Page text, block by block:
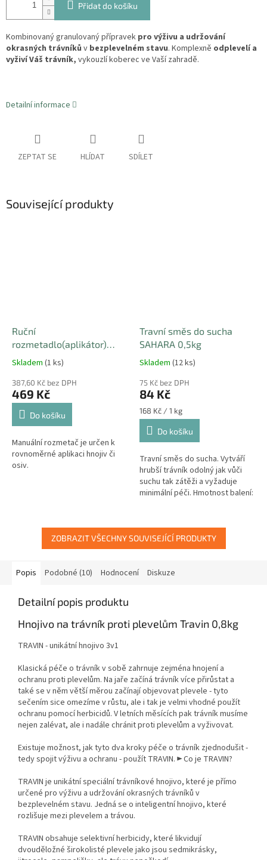
Přidat do košíku
Kombinovaný granulovaný přípravek pro výživu a udržování
okrasných trávníků v bezplevelném stavu. Komplexně odplevelí a
vyživí Váš trávník, vykouzlí koberec ve Vaší zahradě.
Detailní informace
ZEPTAT SE HLÍDAT SDÍLET
Související produkty
Ruční
rozmetadlo(aplikátor)
hnojiv a travního osení 2,7l
Skladem (1 ks)
387,60 Kč bez DPH
469 Kč
Do košíku
Manuální rozmetač je určen k
rovnoměrné aplikaci hnojiv či
osiv.
Travní směs do sucha
SAHARA 0,5kg
Skladem (12 ks)
75 Kč bez DPH
84 Kč
Měrná
cena:
168 Kč / 1 kg
Do košíku
Travní směs do sucha. Vytváří
hrubší trávník odolný jak vůči
suchu tak zátěži a vyžaduje
minimální péči. Hmotnost balení:
ZOBRAZIT VŠECHNY SOUVISEJÍCÍ PRODUKTY
Popis Podobné (10) Hodnocení Diskuze
Detailní popis produktu
Hnojivo na trávník proti plevelům Travin 0,8kg
TRAVIN - unikátní hnojivo 3v1
Klasická péče o trávník v sobě zahrnuje zejména hnojení a
ochranu proti plevelům. Na jaře začíná trávník více přirůstat a
také se v něm větší měrou začínají objevovat plevele - tyto
sečením sice omezíme v růstu, ale i tak je velmi vhodné použít
ochranu pomocí herbicidů. V letních měsících pak trávník musíme
nejen zalévat, ale i nadále chránit proti plevelům a vyživovat.
Existuje možnost, jak tyto dva kroky péče o trávník zjednodušit -
tedy spojit výživu a ochranu - použít TRAVIN. ► Co je TRAVIN?
TRAVIN je unikátní speciální trávníkové hnojivo, které je přímo
určené pro výživu a udržování okrasných trávníků v
bezplevelném stavu. Jedná se o inteligentní hnojivo, které
rozlišuje mezi plevelem a trávou.
TRAVIN obsahuje selektivní herbicidy, které likvidují
dvouděložné širokolisté plevele jako jsou sedmikrásky,